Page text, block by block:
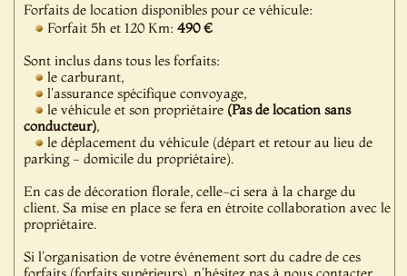
Forfaits de location disponibles pour ce véhicule:
Forfait 5h et 120 Km:490 €
Sont inclus dans tous les forfaits:
le carburant,
l'assurance spécifique convoyage,
le véhicule et son propriétaire (Pas de location sans
conducteur),
le déplacement du véhicule (départ et retour au lieu de
parking - domicile du propriétaire).
En cas de décoration florale, celle-ci sera à la charge du
client. Sa mise en place se fera en étroite collaboration avec le
propriétaire.
Si l'organisation de votre événement sort du cadre de ces